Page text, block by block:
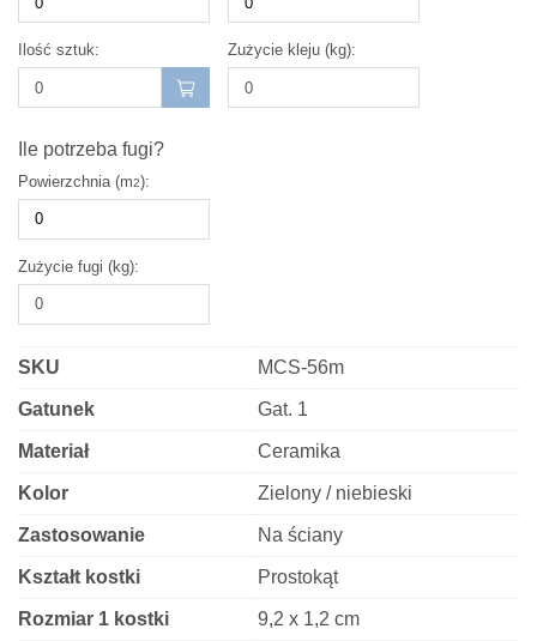
Ilość sztuk: Zużycie kleju (kg):
Ile potrzeba fugi?
Powierzchnia (m2):
Zużycie fugi (kg):
SKU MCS-56m
Gatunek Gat. 1
Materiał Ceramika
Kolor Zielony / niebieski
Zastosowanie Na ściany
Kształt kostki Prostokąt
Rozmiar 1 kostki 9,2 x 1,2 cm